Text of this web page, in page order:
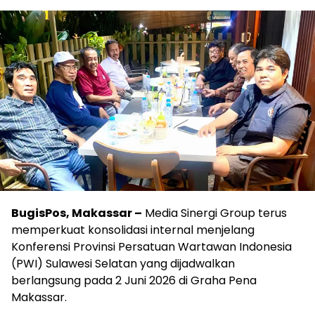
BugisPos, Makassar – Media Sinergi Group terus
memperkuat konsolidasi internal menjelang
Konferensi Provinsi Persatuan Wartawan Indonesia
(PWI) Sulawesi Selatan yang dijadwalkan
berlangsung pada 2 Juni 2026 di Graha Pena
Makassar.